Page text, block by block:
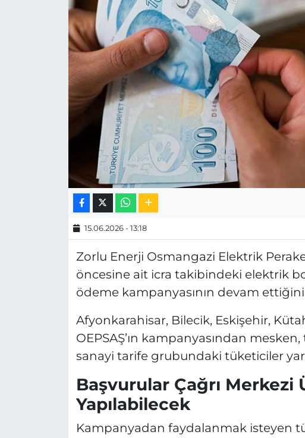
15.06.2026 - 13:18
Zorlu Enerji Osmangazi Elektrik
öncesine ait icra takibindeki elektrik
ödeme kampanyasının devam ettiğini
Afyonkarahisar, Bilecik, Eskişehir,
OEPSAŞ’ın kampanyasından
sanayi tarife grubundaki tüketiciler
Başvurular Çağrı Merkezi
Yapılabilecek
Kampanyadan faydalanmak isteyen
MAGAZİN
ESKİŞEHİRSPOR